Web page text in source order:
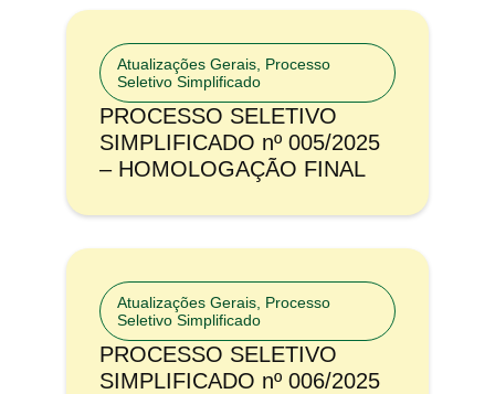
Atualizações Gerais Processo
Seletivo Simplificado
PROCESSO SELETIVO
SIMPLIFICADO nº 005/2025
– HOMOLOGAÇÃO FINAL
Atualizações Gerais Processo
Seletivo Simplificado
PROCESSO SELETIVO
SIMPLIFICADO nº 006/2025